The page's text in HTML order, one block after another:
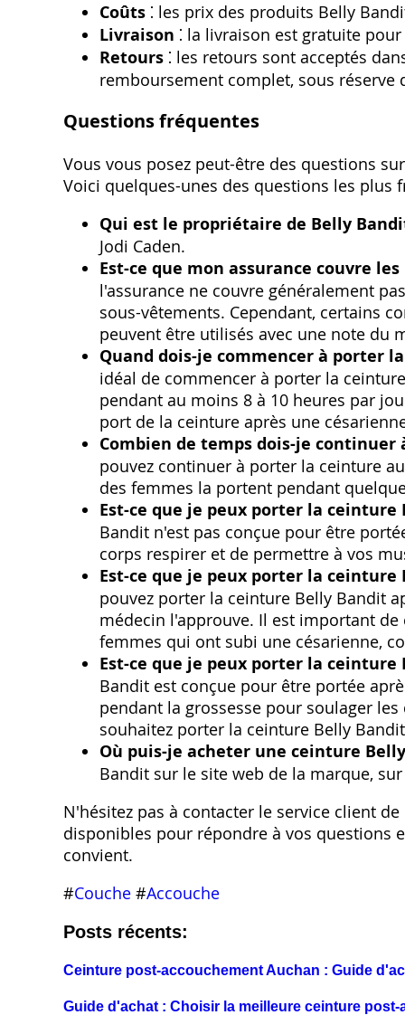
Coûts ⁚ les prix des produits Belly
Livraison ⁚ la livraison est gratuite
Retours ⁚ les retours sont acceptés
remboursement complet, sous
Questions fréquentes
Vous vous posez peut-être des questions
Voici quelques-unes des questions les plus
Qui est le propriétaire de Belly
Jodi Caden.
Est-ce que mon assurance couvre
l'assurance ne couvre généralement
sous-vêtements. Cependant, certains
peuvent être utilisés avec une note du
Quand dois-je commencer à porter
idéal de commencer à porter la
pendant au moins 8 à 10 heures par
port de la ceinture après une
Combien de temps dois-je
pouvez continuer à porter la ceinture
des femmes la portent pendant
Est-ce que je peux porter la
Bandit n'est pas conçue pour être
corps respirer et de permettre à vos
Est-ce que je peux porter la
pouvez porter la ceinture Belly Bandit
médecin l'approuve. Il est important
femmes qui ont subi une césarienne,
Est-ce que je peux porter la
Bandit est conçue pour être portée
pendant la grossesse pour soulager
souhaitez porter la ceinture Belly
Où puis-je acheter une ceinture
Bandit sur le site web de la marque,
N'hésitez pas à contacter le service client
disponibles pour répondre à vos questions
convient.
#Couche #Accouche
Posts récents:
Ceinture post-accouchement Auchan : Guide
Guide d'achat : Choisir la meilleure ceinture